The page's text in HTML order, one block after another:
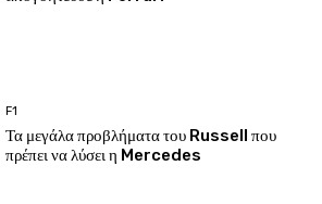
F1
Τα μεγάλα προβλήματα του Russell που
πρέπει να λύσει η Mercedes